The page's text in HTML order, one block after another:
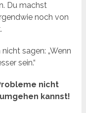
Du machst
noch von
sagen: „Wenn
sein.“
nicht
kannst!